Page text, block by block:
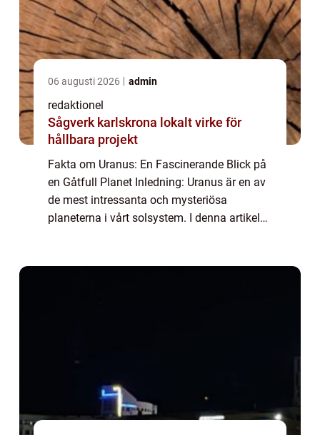
06 augusti 2026 admin
redaktionel
Sågverk karlskrona lokalt virke för
hållbara projekt
Fakta om Uranus: En Fascinerande Blick på
en Gåtfull Planet Inledning: Uranus är en av
de mest intressanta och mysteriösa
planeterna i vårt solsystem. I denna artikel